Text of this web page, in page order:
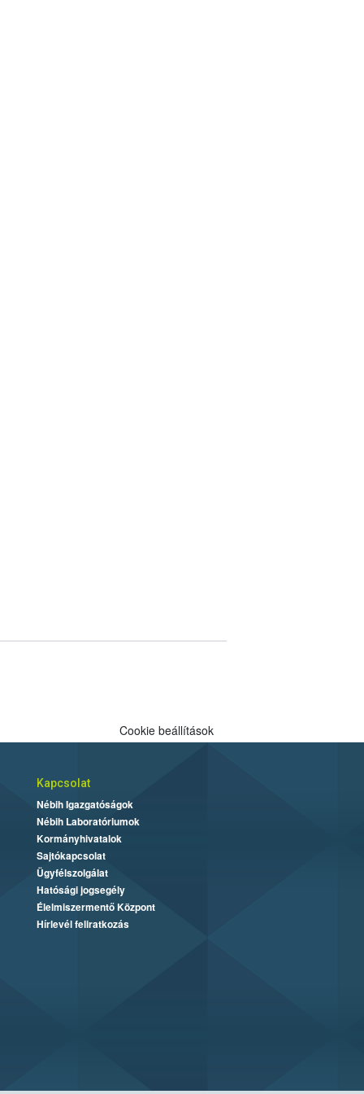
Cookie beállítások
Kapcsolat
Nébih Igazgatóságok
Nébih Laboratóriumok
Kormányhivatalok
Sajtókapcsolat
Ügyfélszolgálat
Hatósági jogsegély
Élelmiszermentő Központ
Hírlevél feliratkozás